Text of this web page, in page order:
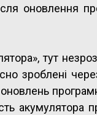
оновлення
тут
зроблені
акумулятора